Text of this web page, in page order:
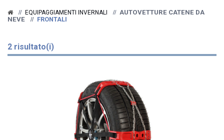
EQUIPAGGIAMENTI INVERNALI
AUTOVETTURE CATENE DA
NEVE
FRONTALI
2 risultato(i)